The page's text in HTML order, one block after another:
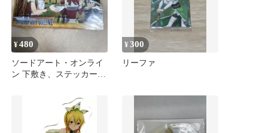
¥480
ソードアート・オンライ
ン 下敷き、ステッカーセ
¥300
リーファ